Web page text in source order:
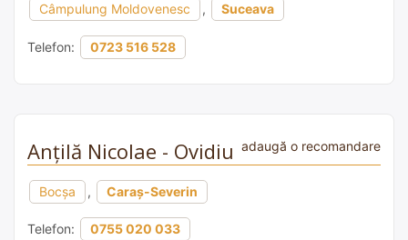
Câmpulung Moldovenesc , Suceava
Telefon: 0723 516 528
Anțilă Nicolae - Ovidiu adaugă o recomandare
Bocșa , Caraș-Severin
Telefon: 0755 020 033